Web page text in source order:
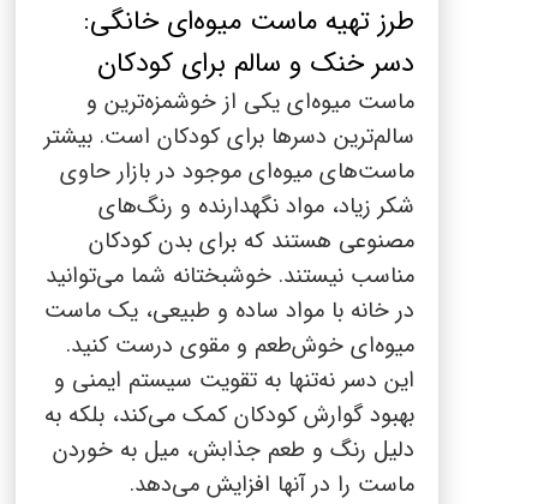
ماست
پنیر پیتزا
مجله آشپزی دوماس
سینما دوماس
رادیو دوماس
دانستنی های سلامت
گالری تصاویر
English
Russian
طرز تهیه ماست میوه‌ای خانگی:
دسر خنک و سالم برای کودکان
ماست میوه‌ای یکی از خوشمزه‌ترین و
سالم‌ترین دسرها برای کودکان است. بیشتر
ماست‌های میوه‌ای موجود در بازار حاوی
شکر زیاد، مواد نگهدارنده و رنگ‌های
مصنوعی هستند که برای بدن کودکان
مناسب نیستند. خوشبختانه شما می‌توانید
در خانه با مواد ساده و طبیعی، یک ماست
میوه‌ای خوش‌طعم و مقوی درست کنید.
این دسر نه‌تنها به تقویت سیستم ایمنی و
بهبود گوارش کودکان کمک می‌کند، بلکه به
دلیل رنگ و طعم جذابش، میل به خوردن
ماست را در آنها افزایش می‌دهد.